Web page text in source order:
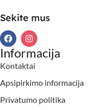
Sekite mus
Informacija
Kontaktai
Apsipirkimo informacija
Privatumo politika